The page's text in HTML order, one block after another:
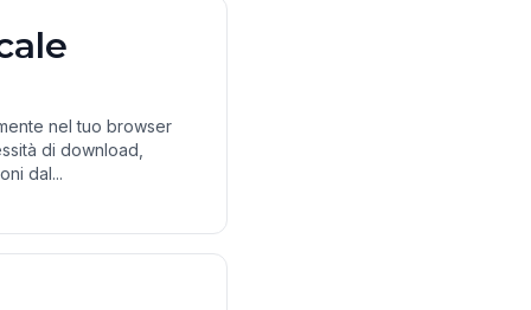
nel tuo browser
di download,
dal...